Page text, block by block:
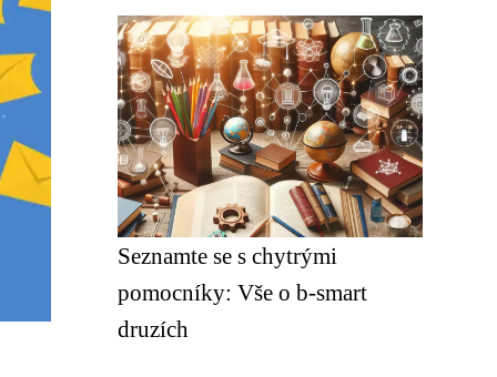
Seznamte se s chytrými
pomocníky: Vše o b-smart
druzích